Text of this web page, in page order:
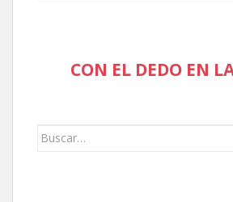
CON EL DEDO EN
Buscar: